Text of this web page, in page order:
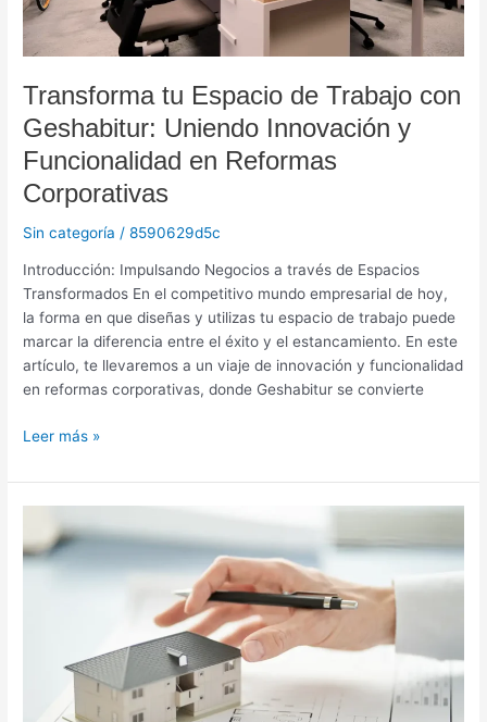
Transforma tu Espacio de Trabajo con
Geshabitur: Uniendo Innovación y
Funcionalidad en Reformas
Corporativas
Sin categoría /8590629d5c
Introducción: Impulsando Negocios a través de Espacios
Transformados En el competitivo mundo empresarial de hoy,
la forma en que diseñas y utilizas tu espacio de trabajo puede
marcar la diferencia entre el éxito y el estancamiento. En este
artículo, te llevaremos a un viaje de innovación y funcionalidad
en reformas corporativas, donde Geshabitur se convierte
Innovación
Funcionalidad
en
Reformas
Corporativas
Leer más »
Reforma
Integral
Geshabitur: